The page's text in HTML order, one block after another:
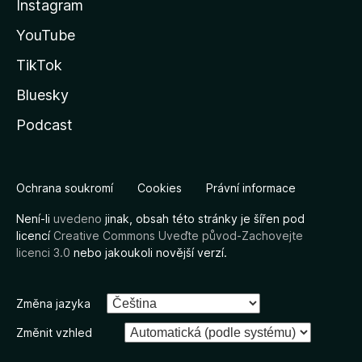
Instagram
YouTube
TikTok
Bluesky
Podcast
Ochrana soukromí Cookies Právní informace
Není-li uvedeno jinak, obsah této stránky je šířen pod
licencíCreative Commons Uveďte původ-Zachovejte
licenci 3.0 nebo jakoukoli novější verzí.
Změna jazyka
Změnit vzhled